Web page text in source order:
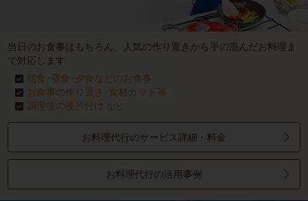
当日のお食事はもちろん、人気の作り置きから手の混んだお料理ま
で対応します
朝食･昼食･夕食などのお食事
お食事の作り置き･食材カット等
調理後の後片付け など
お料理代行のサービス詳細・料金
お料理代行の活用事例